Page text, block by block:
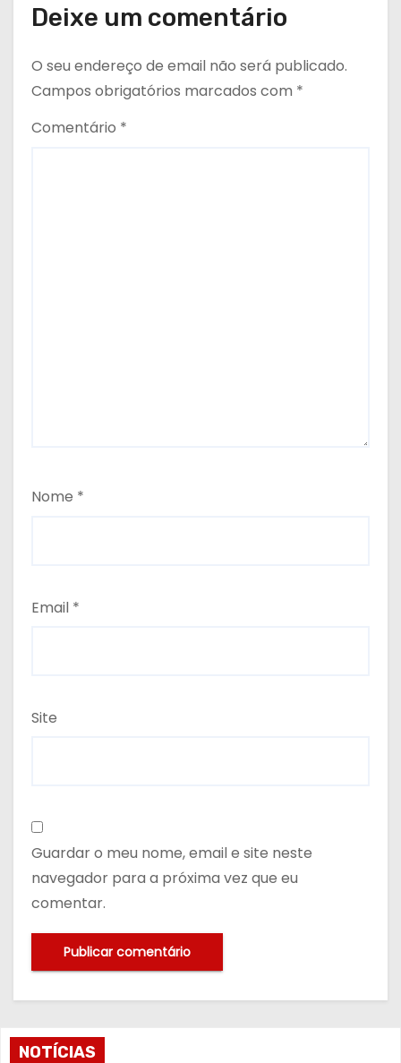
Deixe um comentário
O seu endereço de email não será publicado.
Campos obrigatórios marcados com *
Comentário *
Nome *
Email *
Site
Guardar o meu nome, email e site neste
navegador para a próxima vez que eu
comentar.
NOTÍCIAS